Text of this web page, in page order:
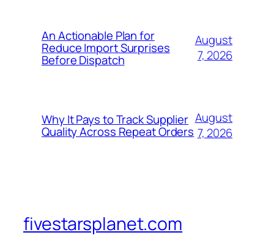
An Actionable Plan for
Reduce Import Surprises
Before Dispatch
August
7, 2026
Why It Pays to Track Supplier
Quality Across Repeat Orders
August
7, 2026
fivestarsplanet.com